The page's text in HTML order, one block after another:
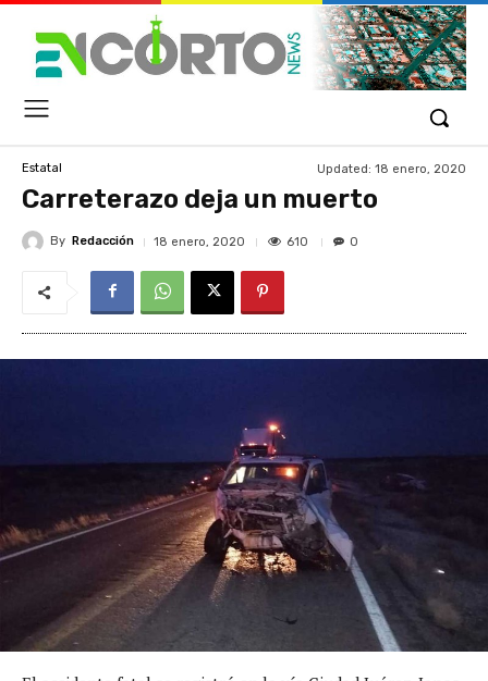
Estatal Updated: 18 enero, 2020
Carreterazo deja un muerto
By Redacción 18 enero, 2020 610 0